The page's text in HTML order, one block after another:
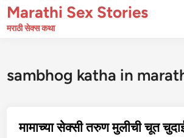
Skip
toMarathi Sex Stories
मराठी सेक्स कथा
sambhog katha in
मामाच्या सेक्सी तरुण मुलीची चूत